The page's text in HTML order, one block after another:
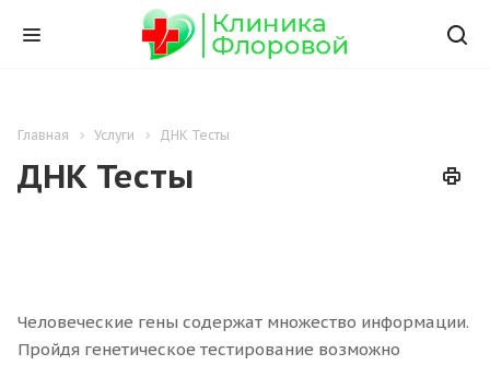
Главная Услуги ДНК Тесты
ДНК Тесты
Человеческие гены содержат множество информации.
Пройдя генетическое тестирование возможно